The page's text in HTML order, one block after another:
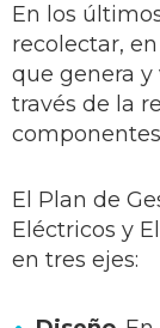
En los
recolectar,
que genera y
través de la
El Plan de
Eléctricos y
en tres ejes: